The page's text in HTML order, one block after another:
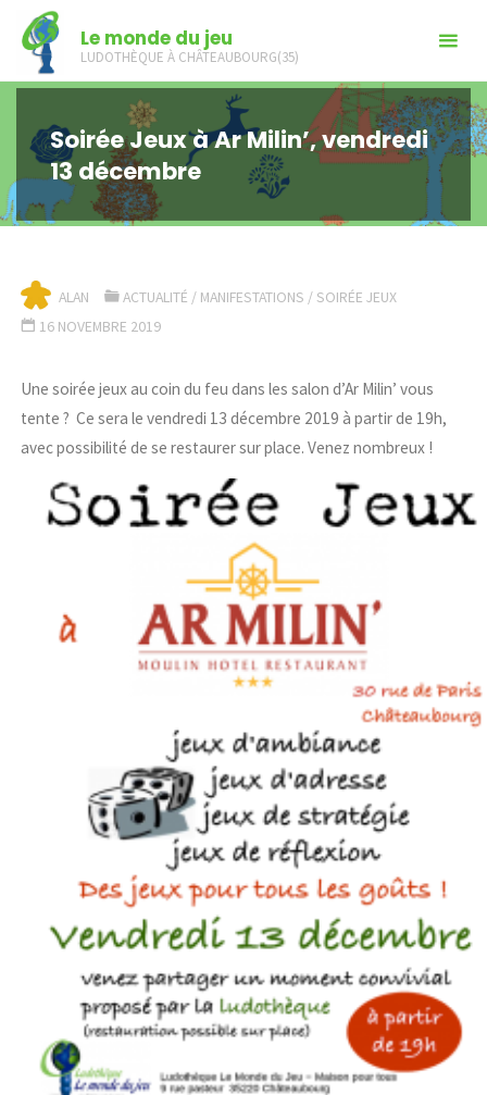
content
Le monde du jeu
LUDOTHÈQUE À CHÂTEAUBOURG(35)
Soirée Jeux à Ar Milin’, vendredi
13 décembre
ALAN ACTUALITÉ / MANIFESTATIONS / SOIRÉE JEUX
16 NOVEMBRE 2019
Une soirée jeux au coin du feu dans les salon d’Ar Milin’ vous
tente ? Ce sera le vendredi 13 décembre 2019 à partir de 19h,
avec possibilité de se restaurer sur place. Venez nombreux !